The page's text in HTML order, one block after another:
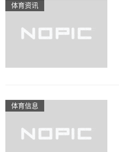
体育资讯
体育信息